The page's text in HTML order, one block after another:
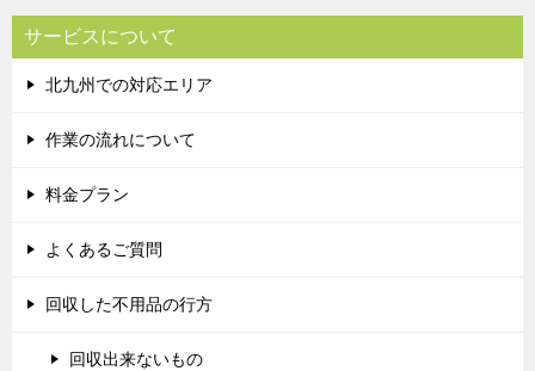
サービスについて
北九州での対応エリア
作業の流れについて
料金プラン
よくあるご質問
回収した不用品の行方
回収出来ないもの